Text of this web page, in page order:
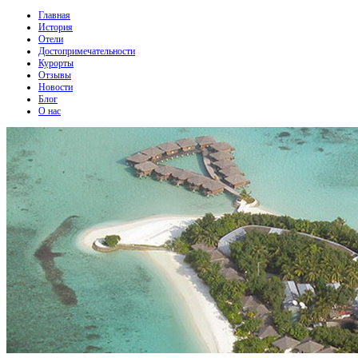
Главная
История
Отели
Достопримечательности
Курорты
Отзывы
Новости
Блог
О нас